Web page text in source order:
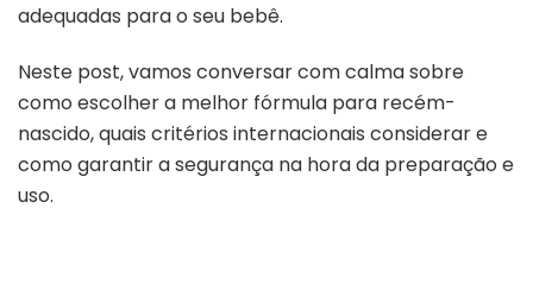
adequadas para o seu bebê.
Neste post, vamos conversar com calma sobre
como escolher a melhor fórmula para recém-
nascido, quais critérios internacionais considerar e
como garantir a segurança na hora da preparação e
uso.